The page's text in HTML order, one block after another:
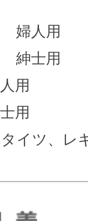
婦人用
紳士用
用
用
イツ、レ